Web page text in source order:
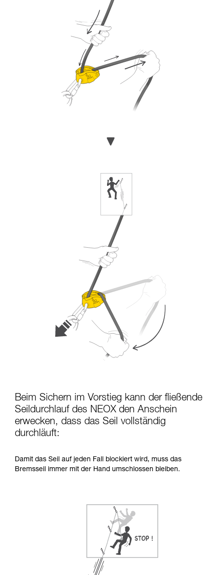
Beim Sichern im Vorstieg kann der fließende
Seildurchlauf des NEOX den Anschein
erwecken, dass das Seil vollständig
durchläuft:
Damit das Seil auf jeden Fall blockiert wird, muss das
Bremsseil immer mit der Hand umschlossen bleiben.